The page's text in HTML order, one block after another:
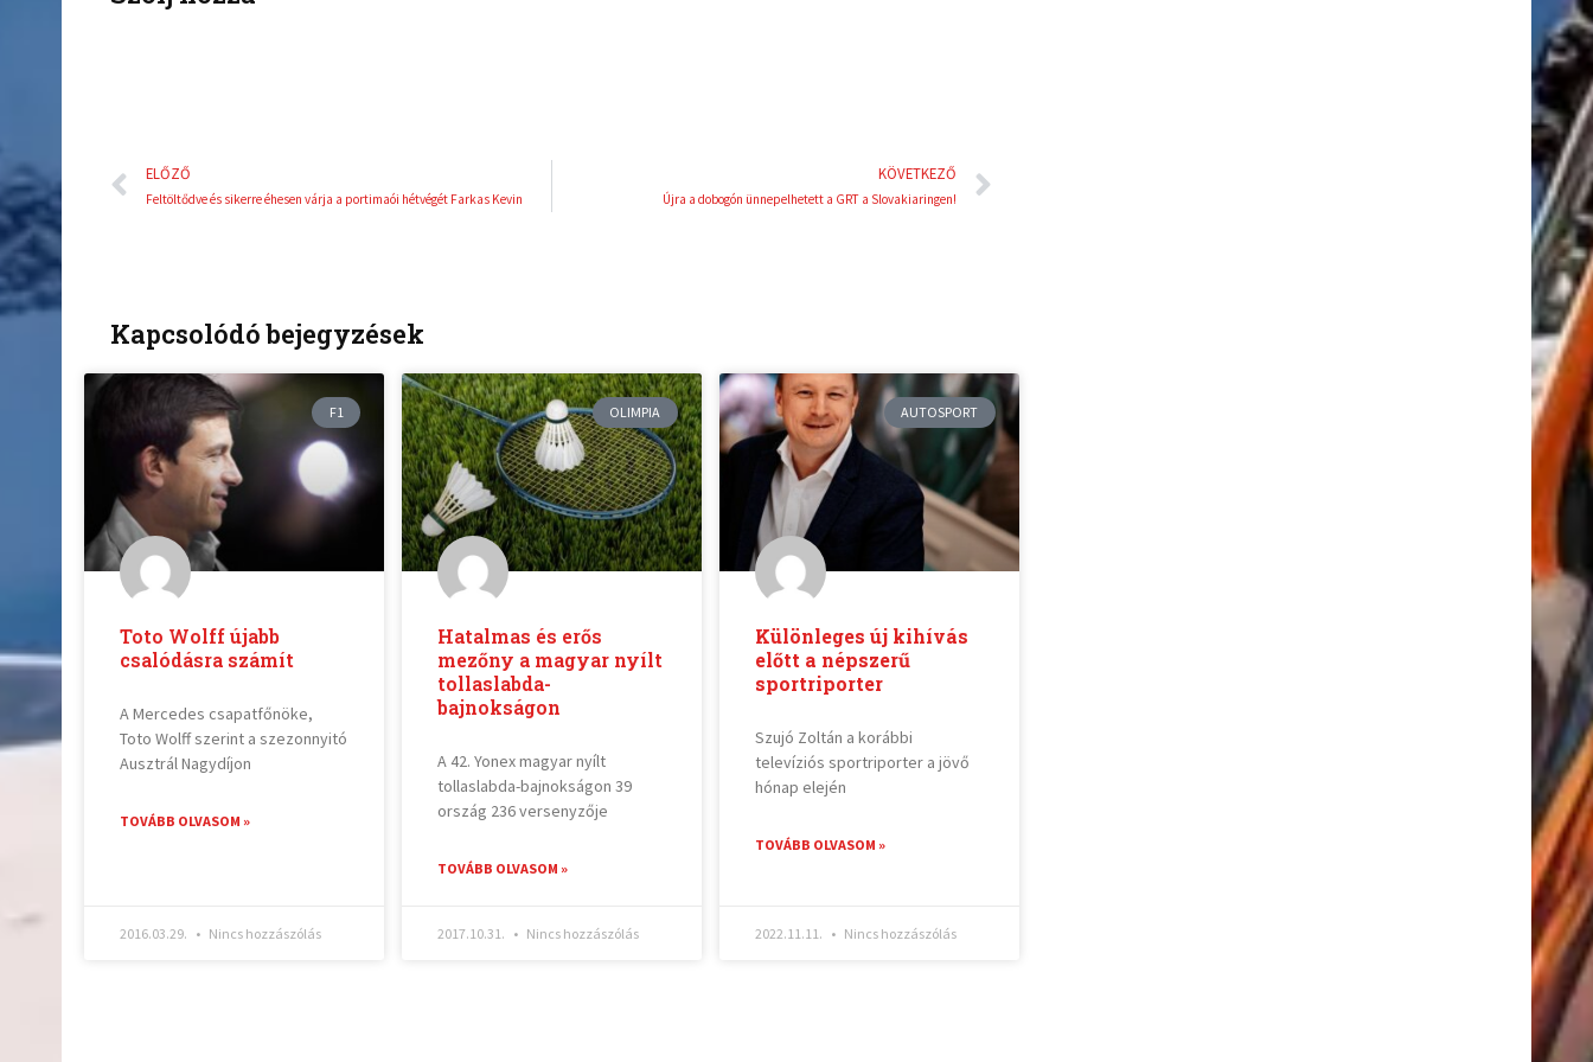
Előző
ELŐZŐ
Feltöltődve és sikerre éhesen várja a portimaói hétvégét Farkas Kevin
KÖVETKEZŐ
Újra a dobogón ünnepelhetett a GRT a Slovakiaringen!
Kapcsolódó bejegyzések
F1
Toto Wolff újabb
csalódásra számít
A Mercedes csapatfőnöke,
Toto Wolff szerint a szezonnyitó
Ausztrál Nagydíjon
TOVÁBB OLVASOM »
2016.03.29. Nincs hozzászólás
OLIMPIA
Hatalmas és erős
mezőny a magyar nyílt
tollaslabda-
bajnokságon
A 42. Yonex magyar nyílt
tollaslabda-bajnokságon 39
ország 236 versenyzője
TOVÁBB OLVASOM »
2017.10.31. Nincs hozzászólás
AUTOSPORT
Különleges új kihívás
előtt a népszerű
sportriporter
Szujó Zoltán a korábbi
televíziós sportriporter a jövő
hónap elején
TOVÁBB OLVASOM »
2022.11.11. Nincs hozzászólás